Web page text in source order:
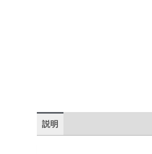
説明